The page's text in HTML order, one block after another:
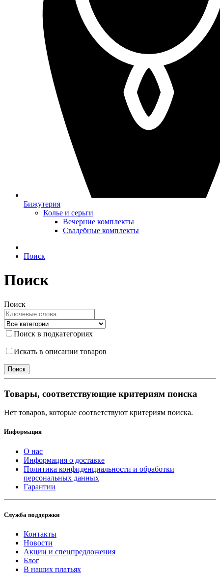
Бижутерия
Колье и серьги
Вечерние комплекты
Свадебные комплекты
Поиск
Поиск
Поиск
Поиск в подкатегориях
Искать в описании товаров
Товары, соответствующие критериям поиска
Нет товаров, которые соответствуют критериям поиска.
Информация
О нас
Информация о доставке
Политика конфиденциальности и обработки
персональных данных
Гарантии
Служба поддержки
Контакты
Новости
Акции и спецпредложения
Блог
В наших платьях